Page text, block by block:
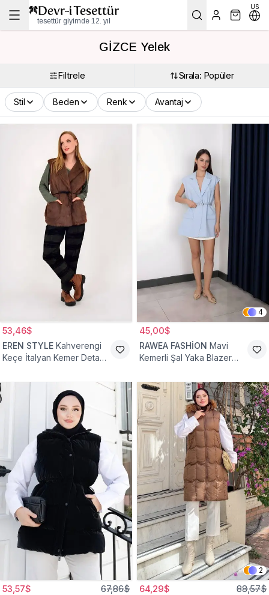
tesettür giyimde 12. yıl
US
GİZCE Yelek
Filtrele Sırala: Popüler
Stil Beden Renk Avantaj
53,46$
EREN STYLE Kahverengi
Keçe İtalyan Kemer Detaylı
4
45,00$
RAWEA FASHİON Mavi
Kemerli Şal Yaka Blazer
53,57$ 67,86$
2
64,29$ 88,57$